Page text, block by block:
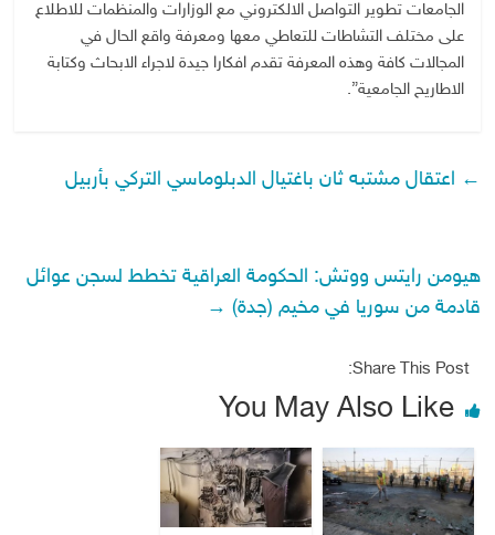
الجامعات تطوير التواصل الالكتروني مع الوزارات والمنظمات للاطلاع
على مختلف التشاطات للتعاطي معها ومعرفة واقع الحال في
المجالات كافة وهذه المعرفة تقدم افكارا جيدة لاجراء الابحاث وكتابة
الاطاريح الجامعية”.
← اعتقال مشتبه ثان باغتيال الدبلوماسي التركي بأربيل
هيومن رايتس ووتش: الحكومة العراقية تخطط لسجن عوائل
قادمة من سوريا في مخيم (جدة) →
Share This Post:
You May Also Like